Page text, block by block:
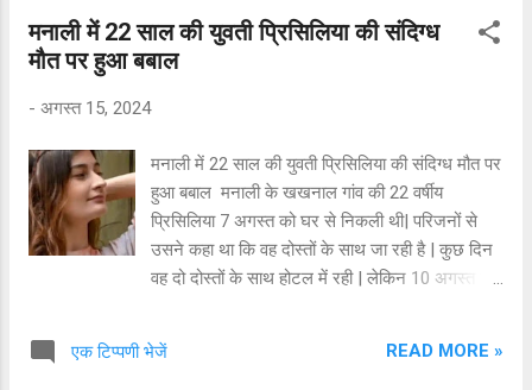
देखा कि चील मोड़ छरोड़नाला के पास से एक गाड़ी पार्वती
नदी में गिर कर दुर्घटनाग्रस्त हो गई तथा नदी में पानी
पर पहुँची तथा छानबीन करने पर पाया गया कि उपरोक्त
दुर्घटनाग्रस्त गाड़ी को जाफर अली पुत्र हसनदीन गांव व
डा0 जिया तहसील भुन्तर जिला कुल्लू हि0प्र0 चला रहा
था। मौका पर उपरोक्त गाड़ी को क्रेन की सहायता से नदी
से बाहर निकालने की हरसम्भव कोशिश की गई परन्तु नदी
में पानी ...
मनाली में 22 साल की युवती प्रिसिलिया की संदिग्ध
मौत पर हुआ बबाल
- अगस्त 15, 2024
मनाली में 22 साल की युवती प्रिसिलिया की संदिग्ध मौत पर
हुआ बबाल मनाली के खखनाल गांव की 22 वर्षीय
प्रिसिलिया 7 अगस्त को घर से निकली थी| परिजनों से
उसने कहा था कि वह दोस्तों के साथ जा रही है | कुछ दिन
वह दो दोस्तों के साथ होटल में रही | लेकिन 10 अगस्त को
में कुछ नहीं किया| बाद में बेटी की लाश मिली| प्रिसिलिया
एक टिप्पणी भेजें READ MORE »